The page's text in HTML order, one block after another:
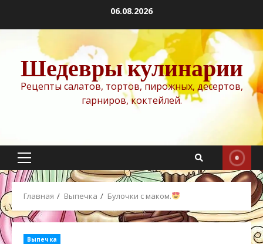
содержимому
06.08.2026
Шедевры кулинарии
Рецепты салатов, тортов, пирожных, десертов,
гарниров, коктейлей.
Основное
меню
Главная Выпечка Булочки с маком.
Выпечка